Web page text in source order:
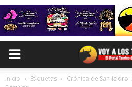
Inicio Etiquetas
Crónica de San